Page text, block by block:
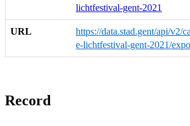
lichtfestival-gent-2021
URL
https://data.stad.gent/api/v2/
e-lichtfestival-gent-2021/
Record